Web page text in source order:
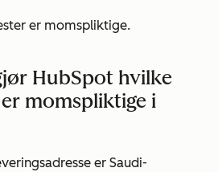
er momspliktige.
HubSpot hvilke
momspliktige i
er Saudi-